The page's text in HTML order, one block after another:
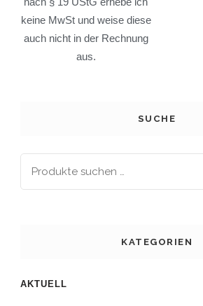
keine MwSt und weise diese
auch nicht in der Rechnung
aus.
SUCHE
KATEGORIEN
AKTUELL